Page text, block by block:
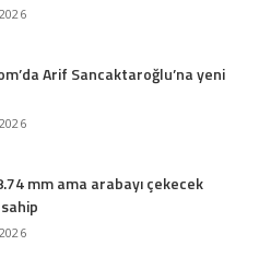
Arif Sancaktaroğlu’na yeni
mm ama arabayı çekecek